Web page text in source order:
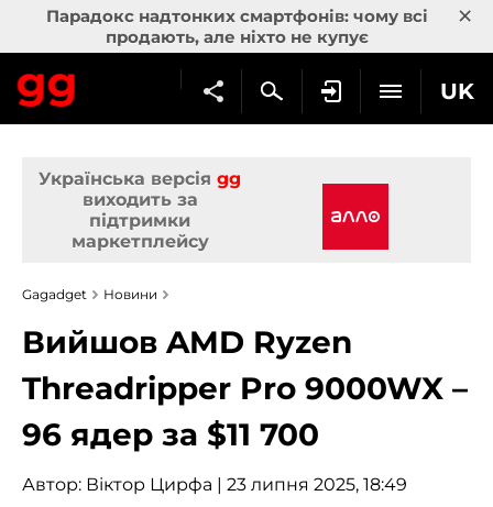
Парадокс надтонких смартфонів: чому всі
продають, але ніхто не купує
×
UK
Українська версія gg
виходить за
підтримки
маркетплейсу
Gagadget Новини
Вийшов AMD Ryzen
Threadripper Pro 9000WX –
96 ядер за $11 700
Автор: Віктор Цирфа | 23 липня 2025, 18:49